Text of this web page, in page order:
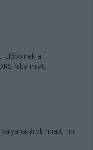
Előbbinek a
hiba miatt
miatt, mi